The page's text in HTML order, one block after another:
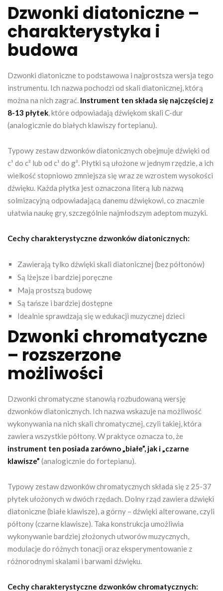
Dzwonki diatoniczne –
charakterystyka i
budowa
Dzwonki diatoniczne to podstawowa i najprostsza wersja tego
instrumentu. Ich nazwa pochodzi od skali diatonicznej, którą
można na nich zagrać. Instrument ten składa się najczęściej z
8-13 płytek , które odpowiadają dźwiękom skali C-dur
(analogicznie do białych klawiszy fortepianu).
Typowy zestaw dzwonków diatonicznych obejmuje dźwięki od
c¹ do c² lub od c¹ do g². Płytki są ułożone w jednym rzędzie, a ich
wielkość stopniowo zmniejsza się wraz ze wzrostem wysokości
dźwięku. Każda płytka jest oznaczona literą lub nazwą
solmizacyjną odpowiadającą danemu dźwiękowi, co znacznie
ułatwia naukę gry, szczególnie najmłodszym adeptom muzyki.
Cechy charakterystyczne dzwonków diatonicznych:
Zawierają tylko dźwięki skali diatonicznej (bez półtonów)
Są lżejsze i bardziej poręczne
Mają prostszą budowę
Są tańsze i bardziej dostępne
Idealnie sprawdzają się w edukacji muzycznej dzieci
Dzwonki chromatyczne
– rozszerzone
możliwości
Dzwonki chromatyczne stanowią rozbudowaną wersję
dzwonków diatonicznych. Ich nazwa wskazuje na możliwość
wykonywania na nich skali chromatycznej, czyli takiej, która
zawiera wszystkie półtony. W praktyce oznacza to, że
instrument ten posiada zarówno „białe”, jak i „czarne
klawisze” (analogicznie do fortepianu).
Typowy zestaw dzwonków chromatycznych składa się z 25-37
płytek ułożonych w dwóch rzędach. Dolny rząd zawiera dźwięki
diatoniczne (białe klawisze), a górny – dźwięki alterowane, czyli
półtony (czarne klawisze). Taka konstrukcja umożliwia
wykonywanie bardziej złożonych utworów muzycznych,
modulacje do różnych tonacji oraz eksperymentowanie z
różnorodnymi skalami i barwami dźwięku.
Cechy charakterystyczne dzwonków chromatycznych: